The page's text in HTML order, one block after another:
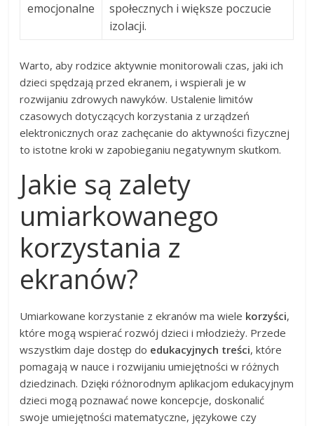
emocjonalne
społecznych i większe poczucie
izolacji.
Warto, aby rodzice aktywnie monitorowali czas, jaki ich
dzieci spędzają przed ekranem, i wspierali je w
rozwijaniu zdrowych nawyków. Ustalenie limitów
czasowych dotyczących korzystania z urządzeń
elektronicznych oraz zachęcanie do aktywności fizycznej
to istotne kroki w zapobieganiu negatywnym skutkom.
Jakie są zalety
umiarkowanego
korzystania z
ekranów?
Umiarkowane korzystanie z ekranów ma wiele korzyści,
które mogą wspierać rozwój dzieci i młodzieży. Przede
wszystkim daje dostęp do edukacyjnych treści, które
pomagają w nauce i rozwijaniu umiejętności w różnych
dziedzinach. Dzięki różnorodnym aplikacjom edukacyjnym
dzieci mogą poznawać nowe koncepcje, doskonalić
swoje umiejętności matematyczne, językowe czy